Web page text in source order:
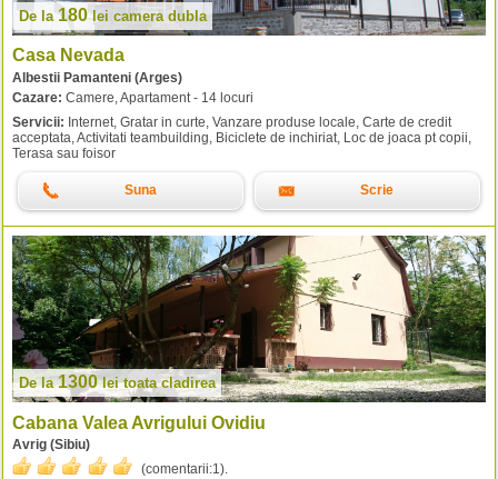
De la 180lei camera dubla
Casa Nevada
Albestii Pamanteni (Arges)
Cazare: Camere, Apartament - 14 locuri
Servicii: Internet, Gratar in curte, Vanzare produse locale, Carte de credit
acceptata, Activitati teambuilding, Biciclete de inchiriat, Loc de joaca pt copii,
Terasa sau foisor
Suna Scrie
De la1300leitoata cladirea
Cabana Valea Avrigului Ovidiu
Avrig (Sibiu)
(comentarii:1).